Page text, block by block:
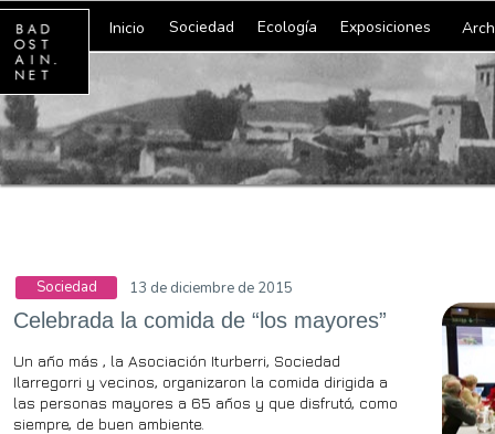
Inicio Sociedad Ecología Exposiciones
Sociedad 13 de diciembre de 2015
Celebrada la comida de “los mayores”
Un año más , la Asociación Iturberri, Sociedad
Ilarregorri y vecinos, organizaron la comida dirigida a
las personas mayores a 65 años y que disfrutó, como
siempre, de buen ambiente.